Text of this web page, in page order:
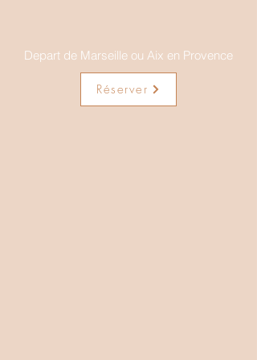
Depart de Marseille ou Aix en Provence
Réserver